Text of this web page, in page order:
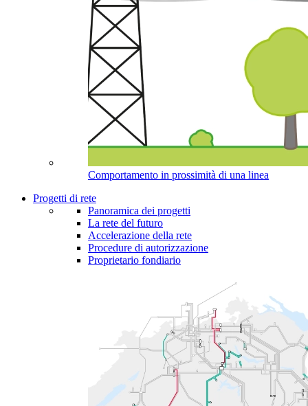
Comportamento in prossimità di una linea
Progetti di rete
Panoramica dei progetti
La rete del futuro
Accelerazione della rete
Procedure di autorizzazione
Proprietario fondiario